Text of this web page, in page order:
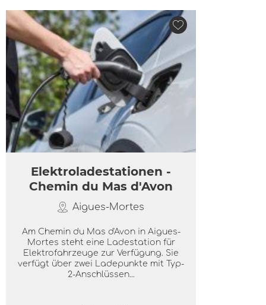
Elektroladestationen -
Chemin du Mas d'Avon
Aigues-Mortes
Am Chemin du Mas d'Avon in Aigues-
Mortes steht eine Ladestation für
Elektrofahrzeuge zur Verfügung. Sie
verfügt über zwei Ladepunkte mit Typ-
2-Anschlüssen...